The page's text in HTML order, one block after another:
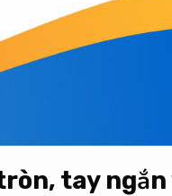
tay ngắn